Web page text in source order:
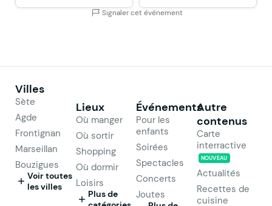
Signaler cet événement
Villes
Sète
Agde
Frontignan
Marseillan
Bouzigues
Voir toutes
les villes
Lieux
Où manger
Où sortir
Shopping
Où dormir
Loisirs
Plus de
Événements
Pour les
enfants
Soirées
Spectacles
Concerts
Joutes
Autre
contenus
Carte
interractive
NOUVEAU
Actualités
Recettes de
cuisine